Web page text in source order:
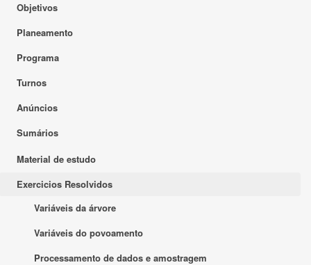
Objetivos
Planeamento
Programa
Turnos
Anúncios
Sumários
Material de estudo
Exercicios Resolvidos
Variáveis da árvore
Variáveis do povoamento
Processamento de dados e amostragem